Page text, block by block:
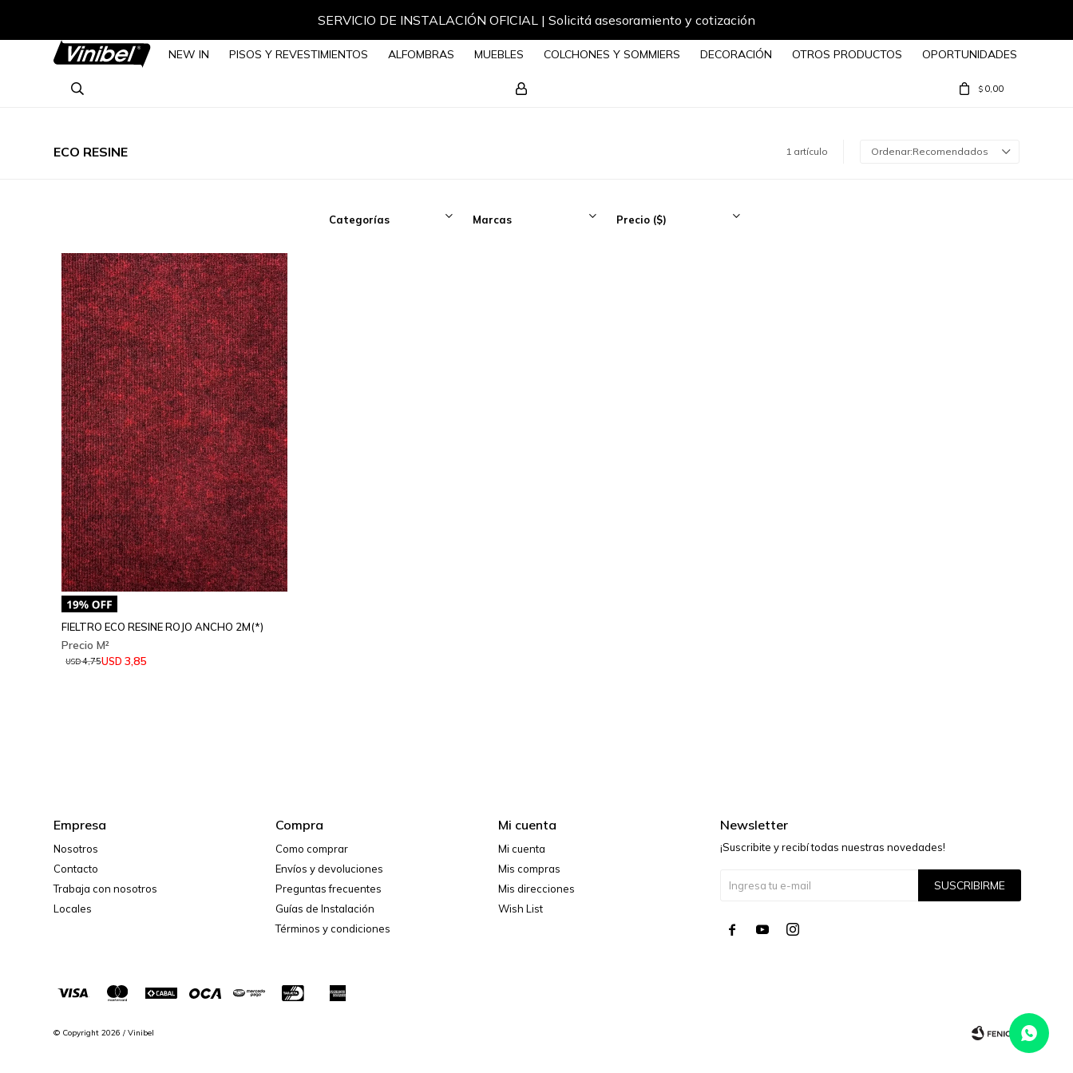
SERVICIO DE INSTALACIÓN OFICIAL | Solicitá asesoramiento y cotización
NEW IN PISOS Y REVESTIMIENTOS ALFOMBRAS MUEBLES COLCHONES Y SOMMIERS DECORACIÓN OTROS PRODUCTOS OPORTUNIDADES
$ 0,00
ECO RESINE 1 artículo Recomendados
FIELTRO ECO RESINE ROJO ANCHO 2M(*)
USD 3,85
USD4,75
Categorías Marcas Precio ($)
Empresa
Nosotros
Contacto
Trabaja con nosotros
Locales
Compra
Como comprar
Envíos y devoluciones
Preguntas frecuentes
Guías de Instalación
Términos y condiciones
Mi cuenta
Mi cuenta
Mis compras
Mis direcciones
Wish List
Newsletter
¡Suscribite y recibí todas nuestras novedades!
SUSCRIBIRME
  
© Copyright 2026 / Vinibel